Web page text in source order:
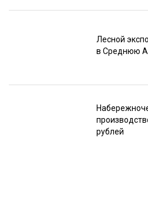
Лесной
в Среднюю
рублей